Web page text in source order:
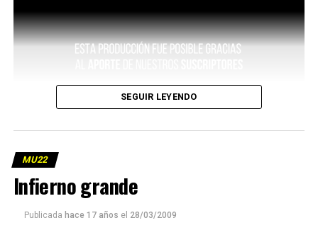
SEGUIR LEYENDO
MU22
Infierno grande
Publicada hace 17 años el 28/03/2009